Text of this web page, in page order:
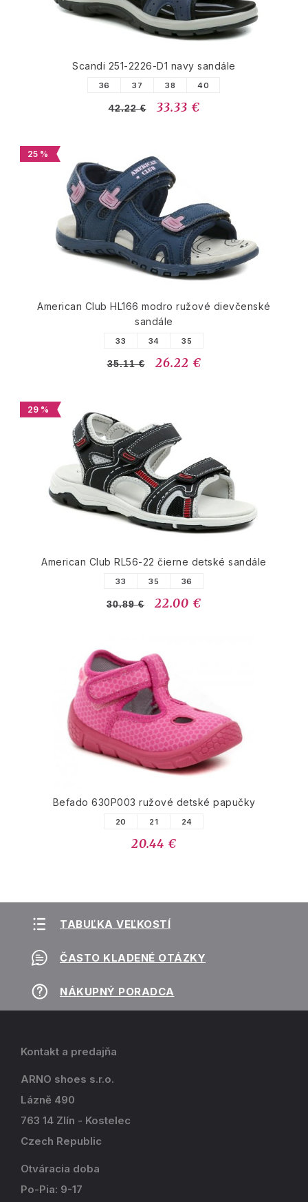
Scandi 251-2226-D1 navy sandále
36 37 38 40
42.22 € 33.33 €
25 %
American Club HL166 modro ružové dievčenské
sandále
33 34 35
35.11 € 26.22 €
29 %
American Club RL56-22 čierne detské sandále
33 35 36
30.89 € 22.00 €
Befado 630P003 ružové detské papučky
20 21 24
20.44 €
TABUĽKA VEĽKOSTÍ
ČASTO KLADENÉ OTÁZKY
NÁKUPNÝ PORADCA
Kontakt a predajňa
ARNO shoes s.r.o.
Lázně 490
763 14 Zlín - Kostelec
Czech Republic
Otváracia doba
Po-Pia: 9-17